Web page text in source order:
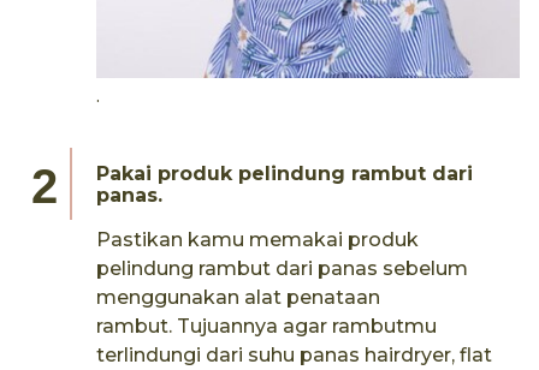
.
Pakai produk pelindung rambut dari
panas.
Pastikan kamu memakai produk
pelindung rambut dari panas sebelum
menggunakan alat penataan
rambut. Tujuannya agar rambutmu
terlindungi dari suhu panas hairdryer, flat